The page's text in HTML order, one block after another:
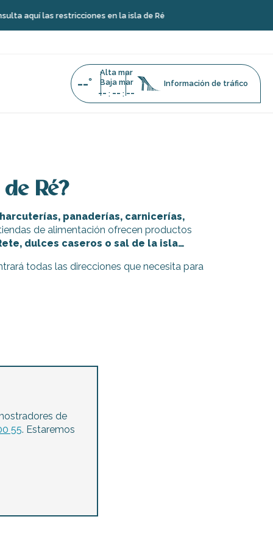
aquí las restricciones en la isla de Ré
--°
Alta mar
Baja mar
-- : -- : --
Información de tráfico
Ré?
panaderías, carnicerías,
de alimentación ofrecen productos
dulces caseros o sal de la isla…
todas las direcciones que necesita para
de
55. Estaremos